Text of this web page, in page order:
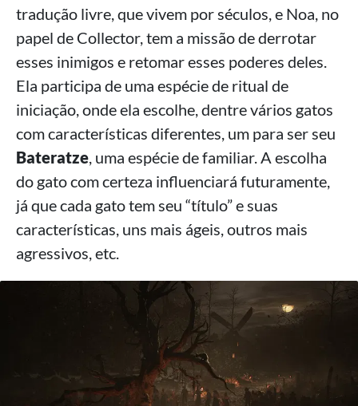
tradução livre, que vivem por séculos, e Noa, no
papel de Collector, tem a missão de derrotar
esses inimigos e retomar esses poderes deles.
Ela participa de uma espécie de ritual de
iniciação, onde ela escolhe, dentre vários gatos
com características diferentes, um para ser seu
Bateratze, uma espécie de familiar. A escolha
do gato com certeza influenciará futuramente,
já que cada gato tem seu “título” e suas
características, uns mais ágeis, outros mais
agressivos, etc.